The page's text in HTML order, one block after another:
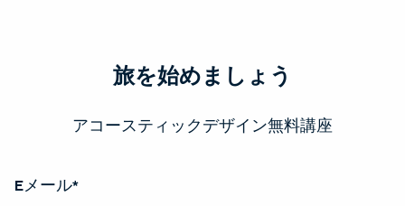
旅を始めましょう
アコースティックデザイン無料講座
Eメール*